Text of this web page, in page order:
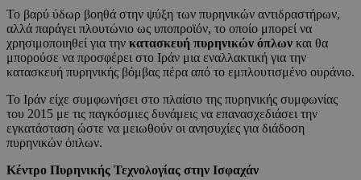
Το βαρύ ύδωρ βοηθά στην ψύξη των πυρηνικών αντιδραστήρων,
αλλά παράγει πλουτώνιο ως υποπροϊόν, το οποίο μπορεί να
χρησιμοποιηθεί για την κατασκευή πυρηνικών όπλων και θα
μπορούσε να προσφέρει στο Ιράν μια εναλλακτική για την
κατασκευή πυρηνικής βόμβας πέρα από το εμπλουτισμένο ουράνιο.
Το Ιράν είχε συμφωνήσει στο πλαίσιο της πυρηνικής συμφωνίας
του 2015 με τις παγκόσμιες δυνάμεις να επανασχεδιάσει την
εγκατάσταση ώστε να μειωθούν οι ανησυχίες για διάδοση
πυρηνικών όπλων.
Κέντρο Πυρηνικής Τεχνολογίας στην Ισφαχάν